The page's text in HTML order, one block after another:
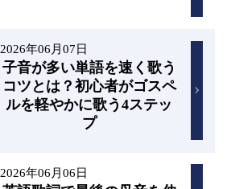
2026年06月07日
子音が多い単語を速く歌う
コツとは？初心者がゴスペ
ルを軽やかに歌う4ステッ
プ
2026年06月06日